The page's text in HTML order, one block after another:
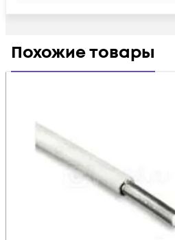
Похожие товары